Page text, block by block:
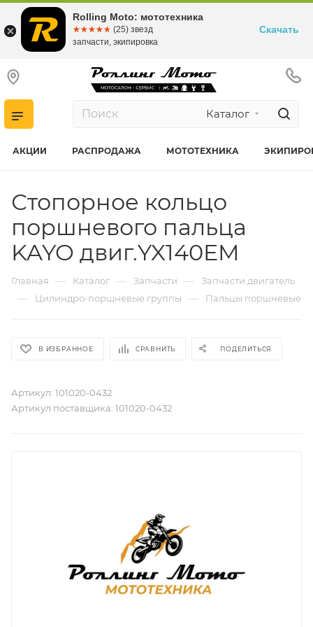
Каталог
АКЦИИ РАСПРОДАЖА МОТОТЕХНИКА
Стопорное кольцо
поршневого пальца
KAYO двиг.YX140EM
Главная — Каталог — Запчасти — Запчасти двигатель
— Цилиндро-поршневые группы — Пальцы поршневые
В ИЗБРАННОЕ СРАВНИТЬ ПОДЕЛИТЬСЯ
Артикул: 101020-0432
Артикул поставщика: 101020-0432
Rolling Moto: мототехника
☆☆☆☆☆
★★★★★ (25) звезд
запчасти, экипировка
Скачать